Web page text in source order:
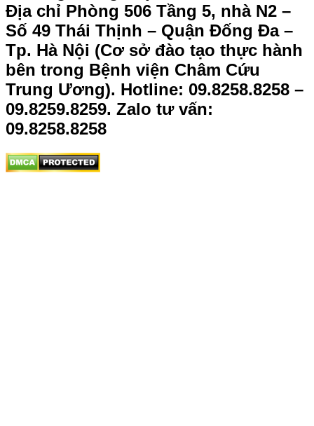
Địa chỉ Phòng 506 Tầng 5, nhà N2 –
Số 49 Thái Thịnh – Quận Đống Đa –
Tp. Hà Nội (Cơ sở đào tạo thực hành
bên trong Bệnh viện Châm Cứu
Trung Ương). Hotline: 09.8258.8258 –
09.8259.8259. Zalo tư vấn:
09.8258.8258